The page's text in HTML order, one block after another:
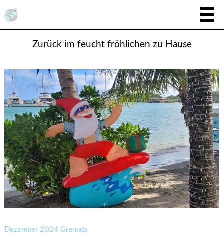
Zurück im feucht fröhlichen zu Hause
Dezember 2024 Grenada